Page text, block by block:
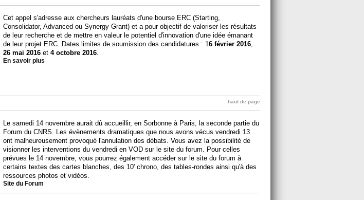
Cet appel s'adresse aux chercheurs lauréats d'une bourse ERC (Starting,
Consolidator, Advanced ou Synergy Grant) et a pour objectif de valoriser les résultats
de leur recherche et de mettre en valeur le potentiel d'innovation d'une idée émanant
de leur projet ERC. Dates limites de soumission des candidatures : 16 février 2016,
26 mai 2016 et 4 octobre 2016.
En savoir plus
haut de page
Le samedi 14 novembre aurait dû accueillir, en Sorbonne à Paris, la seconde partie du
Forum du CNRS. Les évènements dramatiques que nous avons vécus vendredi 13
ont malheureusement provoqué l'annulation des débats. Vous avez la possibilité de
visionner les interventions du vendredi en VOD sur le site du forum. Pour celles
prévues le 14 novembre, vous pourrez également accéder sur le site du forum à
certains textes des cartes blanches, des 10' chrono, des tables-rondes ainsi qu'à des
ressources photos et vidéos.
Site du Forum